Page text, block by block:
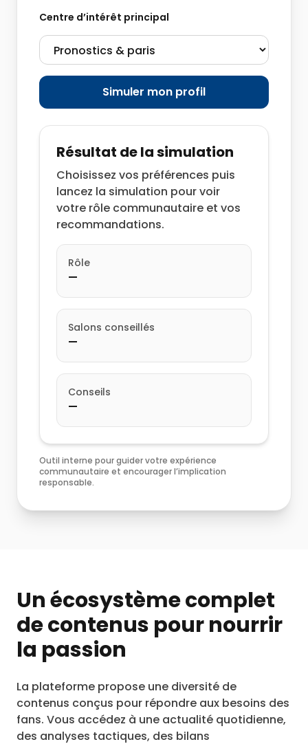
Centre d’intérêt principal
Simuler mon profil
Résultat de la simulation
Choisissez vos préférences puis
lancez la simulation pour voir
votre rôle communautaire et vos
recommandations.
Rôle
—
Salons conseillés
—
Conseils
—
Outil interne pour guider votre expérience
communautaire et encourager l’implication
responsable.
Un écosystème complet
de contenus pour nourrir
la passion
La plateforme propose une diversité de
contenus conçus pour répondre aux besoins des
fans. Vous accédez à une actualité quotidienne,
des analyses tactiques, des bilans